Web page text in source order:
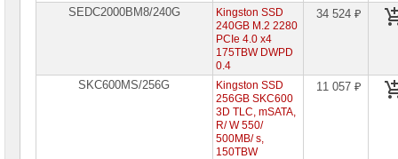
Платформы
SEDC2000BM8/240G
Kingston SSD
240GB M.2 2280
PCIe 4.0 x4
175TBW DWPD
0.4
34 524 ₽
SKC600MS/256G
Kingston SSD
256GB SKC600
3D TLC, mSATA,
R/ W 550/
500MB/ s,
150TBW
11 057 ₽